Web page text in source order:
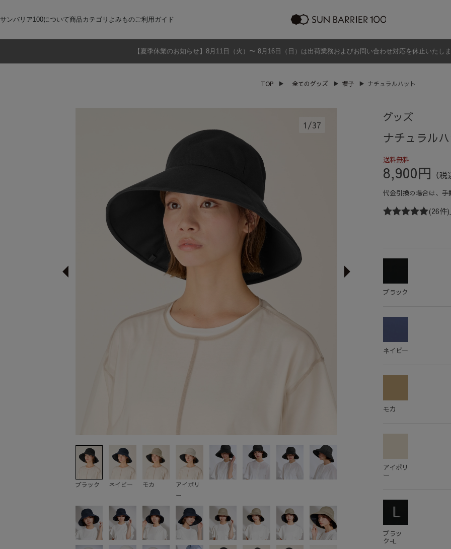
サンバリア100について商品カテゴリ
グッズ
よみものご利用ガイド
【夏季休業のお知らせ】8月11日（火）〜 8月16日（日）は出荷業務およびお問い合わせ対応を休止いたし
TOP ▶ 全てのグッズ ▶ 帽子 ▶ ナチュラルハット
1 /37
ブラック ネイビー モカ
アイボリ
ー
グッズ
ナチュラル
送料無料
8,900円 （
代金引換の場合は、手
(26件)
ブラック
ネイビー
モカ
アイボリ
ー
ブラッ
ク-L